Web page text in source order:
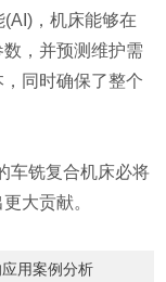
，机床能够在
，并预测维护需
同时确保了整个
铣复合机床必将
大贡献。
用案例分析